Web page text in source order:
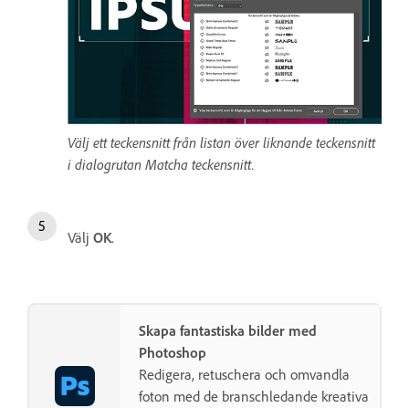
Välj ett teckensnitt från listan över liknande teckensnitt
i dialogrutan Matcha teckensnitt.
Välj OK.
Skapa fantastiska bilder med
Photoshop
Redigera, retuschera och omvandla
foton med de branschledande kreativa